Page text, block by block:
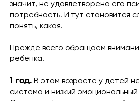
значит, не удовлетворена его
потребность. И тут становится
понять, какая.
Прежде всего обращаем
ребенка.
1 год. В этом возрасте у детей
система и низкий